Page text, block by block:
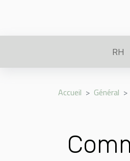
RH
Accueil Général